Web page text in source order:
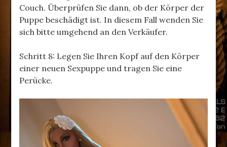
Couch. Überprüfen Sie dann, ob der Körper der
Puppe beschädigt ist. In diesem Fall wenden Sie
sich bitte umgehend an den Verkäufer.
Schritt 8: Legen Sie Ihren Kopf auf den Körper
einer neuen Sexpuppe und tragen Sie eine
Perücke.